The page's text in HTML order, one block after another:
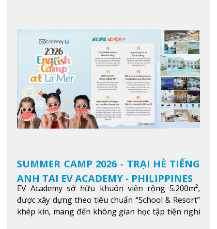
SUMMER CAMP 2026 - TRẠI HÈ TIẾNG
ANH TẠI EV ACADEMY - PHILIPPINES
EV Academy sở hữu khuôn viên rộng 5.200m²,
được xây dựng theo tiêu chuẩn “School & Resort”
khép kín, mang đến không gian học tập tiện nghi